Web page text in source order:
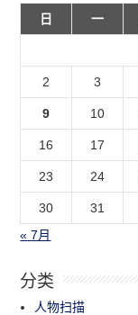
日
一
2 3
9 10
16 17
23 24
30
31
« 7月
分类
人物扫描